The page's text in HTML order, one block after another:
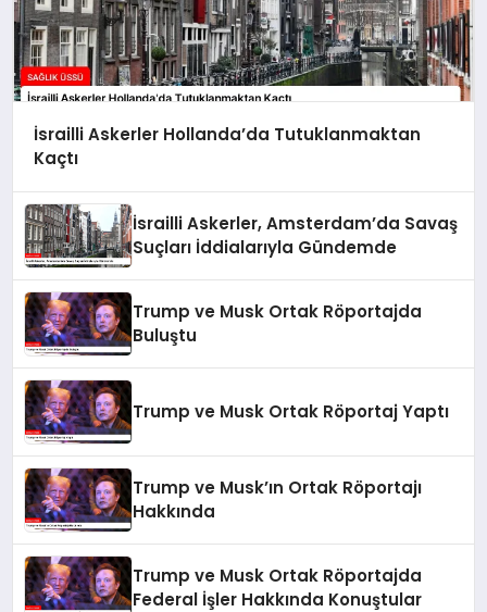
İsrailli Askerler Hollanda’da Tutuklanmaktan
Kaçtı
İsrailli Askerler, Amsterdam’da Savaş
Suçları İddialarıyla Gündemde
Trump ve Musk Ortak Röportajda
Buluştu
Trump ve Musk Ortak Röportaj Yaptı
Trump ve Musk’ın Ortak Röportajı
Hakkında
Trump ve Musk Ortak Röportajda
Federal İşler Hakkında Konuştular